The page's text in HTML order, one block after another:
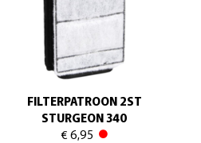
FILTERPATROON 2ST
STURGEON 340
€ 6,95